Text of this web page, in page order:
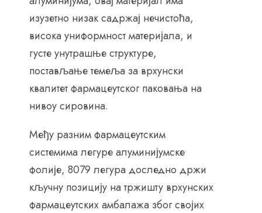
изузетно низак садржај нечистоћа,
висока униформност материјала, и
густе унутрашње структуре,
постављање темеља за врхунски
квалитет фармацеутског паковања на
нивоу сировина.
Међу разним фармацеутским
системима легуре алуминијумске
фолије, 8079 легура доследно држи
кључну позицију на тржишту врхунских
фармацеутских амбалажа због својих